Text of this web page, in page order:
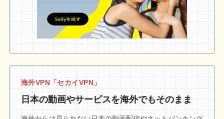
海外VPN「セカイVPN」
日本の動画やサービスを海外でもそのまま